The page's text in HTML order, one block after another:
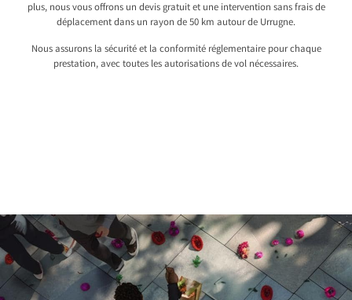
plus, nous vous offrons un devis gratuit et une intervention sans frais de
déplacement dans un rayon de 50 km autour de Urrugne.
Nous assurons la sécurité et la conformité réglementaire pour chaque
prestation, avec toutes les autorisations de vol nécessaires.